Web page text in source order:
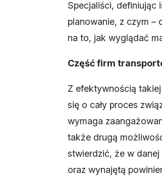
Specjaliści, definiując
planowanie, z czym –
na to, jak wyglądać
Część firm
Z efektywnością
się o cały proces
wymaga
także drugą
stwierdzić, że w
oraz wynajętą